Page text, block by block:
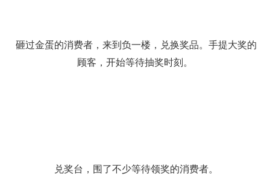
砸过金蛋的消费者，来到负一楼，兑换奖品。手提大奖的
顾客，开始等待抽奖时刻。
兑奖台，围了不少等待领奖的消费者。